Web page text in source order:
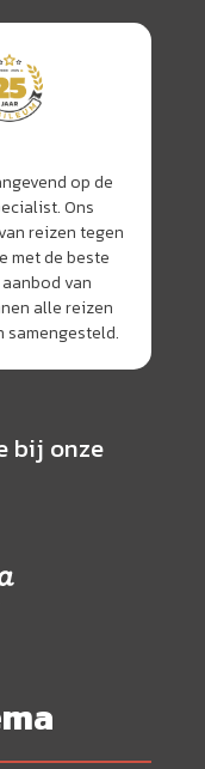
op de
Ons
reizen tegen
met de beste
van
alle reizen
samengesteld.
bij onze